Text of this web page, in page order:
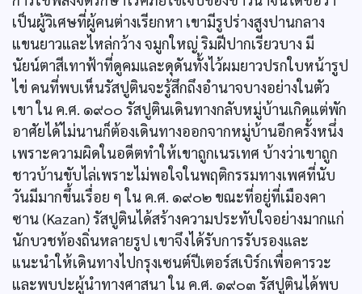
เป็นผู้วิเศษที่ผู้คนต่างเรียกหา เขามีรูปร่างสูงปานกลาง
แขนยาวและไหล่กว้าง จมูกใหญ่ ริมฝีปากเรียวบาง มี
นัยน์ตาสีเทาฟ้าที่ดูคมและดุดันทั้งไว้ผมยาวปรกใบหน้ารูป
ไข่ คนที่พบเห็นรัสปูตินจะรู้สึกถึงอำนาจบางอย่างในตัว
เขา ใน ค.ศ. ๑๙๐๐ รัสปูตินเดินทางกลับหมู่บ้านเกิดแต่พัก
อาศัยได้ไม่นานก็ต้องเดินทางออกจากหมู่บ้านอีกครั้งหนึ่ง
เพราะความผิดในอดีตทำให้เขาถูกเนรเทศ บ้างว่าเขาถูก
ชาวบ้านขับไล่เพราะไม่พอใจในพฤติกรรมทางเพศที่นับ
วันมีมากขึ้นเรื่อย ๆ ใน ค.ศ. ๑๙๐๒ ขณะที่อยู่ที่เมืองคา
ซาน (Kazan) รัสปูตินได้สร้างความประทับใจอย่างมากแก่
นักบวชท้องถิ่นหลายรูป เขาจึงได้รับการรับรองและ
แนะนำให้เดินทางไปกรุงเซนต์ปีเตอร์สเบิร์กเพื่อคารวะ
และพบปะผู้นำทางศาสนา ใน ค.ศ. ๑๙๐๓ รัสปูตินได้พบ